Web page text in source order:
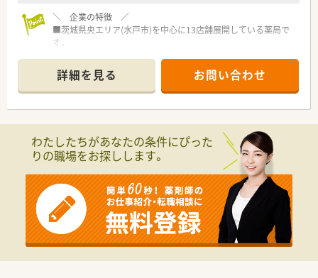
＼ 企業の特徴 ／
■茨城県央エリア(水戸市)を中心に13店舗展開している薬局で
す。
■茨城で一番患者様に愛される薬局を目指しております！
組織全体でその目標に向かって動いています。
■全国各地の就職イベントに参加しインターシップも積極的に
行っております。
＼ 店舗異動について ／
■水戸市を中心に、那珂市、笠間市、ひたちなか市、日立市などに
店舗を展開。
遠方への異動もなく、腰を据えて長くご勤務頂くことが可能で
す。
＼ 社内の雰囲気 ／
■社内の関係性が非常に良い会社です。
積極的に社内交流会を開催しており、店舗の垣根を超えて組織
詳細を見る お問い合わせ
わたしたちがあなたの条件にぴった
りの職場をお探しします。